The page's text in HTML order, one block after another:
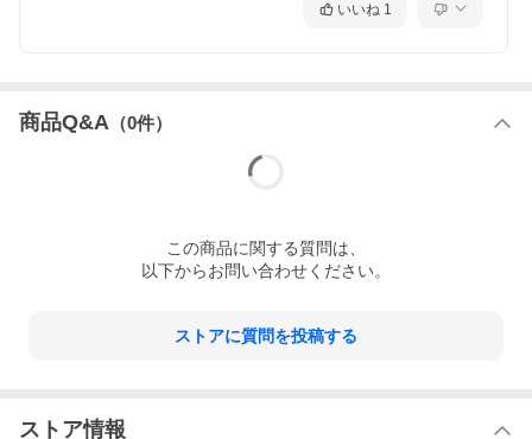
いいね 1
商品Q&A （0件）
この商品に関する質問は、
以下からお問い合わせください。
ストアに質問を投稿する
ストア情報